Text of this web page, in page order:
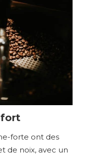
fort
forte ont des
de noix, avec un